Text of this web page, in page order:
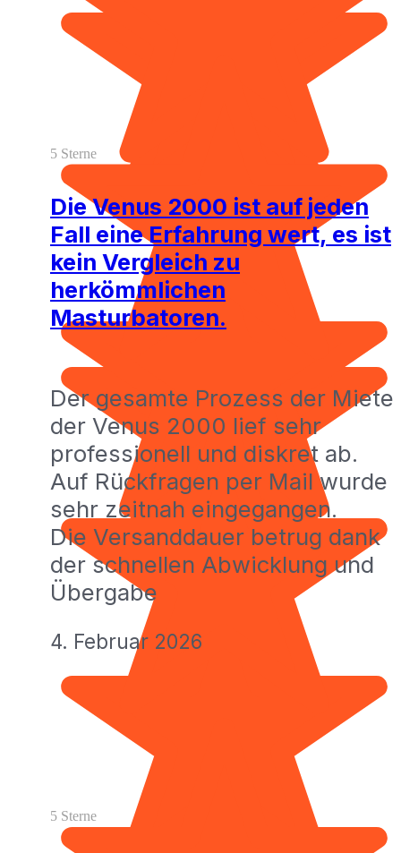
5 Sterne
Die Venus 2000 ist auf jeden
Fall eine Erfahrung wert, es ist
kein Vergleich zu
herkömmlichen
Masturbatoren.
Der gesamte Prozess der Miete
der Venus 2000 lief sehr
professionell und diskret ab.
Auf Rückfragen per Mail wurde
sehr zeitnah eingegangen.
Die Versanddauer betrug dank
der schnellen Abwicklung und
Übergabe
4. Februar 2026
5 Sterne